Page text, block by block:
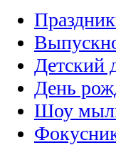
Детский
День
Шоу